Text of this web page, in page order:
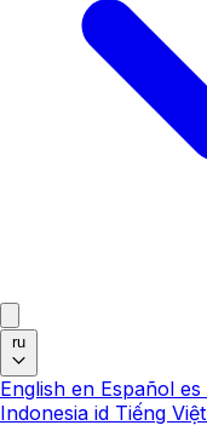
ru
English en Español es
Indonesia id Tiếng Việt